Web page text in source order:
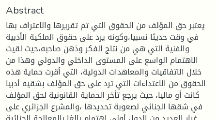
Abstract
يعتبر حق المؤلف من الحقوق التي تم تقريرها والاعتراف بها
في وقت حديثا نسبيا،وكونه يرد على حقوق الملكية الأدبية
والفنية التي هي من نتاج الفكر وذهن صاحبه،حيث لقيت
الاهتمام الواسع على المستوى الداخلي والدولي وهذا من
خلال الاتفاقيات والمعاهدات الدولية، التي أقرت حماية هذه
الحقوق من الاعتداءات التي ترد على حق المؤلف بشقيه أدبيا
كانت أو ماليا، حيث يرجع تأخر الحماية القانونية لحق المؤلف
في شقها الجنائي لصعوبة تحديدها ،والمشرع الجزائري على